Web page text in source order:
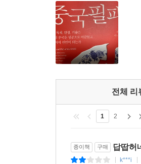
--- 「4장. 권위주의적 평
즉, 중국식 시스템은 적
수 있었던 그 시스템은
매우 흡사할 것이다.
유교는 본질적으로나
--- 「5장. 무엇이 중국의
의 집합과 배열로 보는
0만 명의 부패 공무원이
저자는 규모(Scale)와
해석한다. 규모는 동질
존중한다. 저자는 국가
중국부터 중화인민공화
인정하지 않는 시진핑
필패한다는 것이다. 특
유효할 것인가? 중국
독자에게 많은 질문을
전체 리
1 2
종이책 구매 답땁허
k***i